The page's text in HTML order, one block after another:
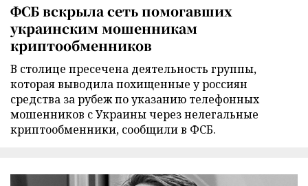
ФСБ вскрыла сеть помогавших
украинским мошенникам
криптообменников
В столице пресечена деятельность группы,
которая выводила похищенные у россиян
средства за рубеж по указанию телефонных
мошенников с Украины через нелегальные
криптообменники, сообщили в ФСБ.